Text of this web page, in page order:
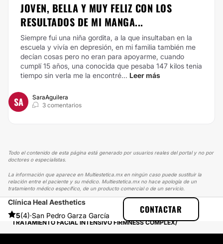
JOVEN, BELLA Y MUY FELIZ CON LOS
RESULTADOS DE MI MANGA...
Siempre fui una niña gordita, a la que insultaban en la
escuela y vivía en depresión, en mi familia también me
decían cosas pero no eran para apoyarme, cuando
cumplí 15 años, una conocida que pesaba 147 kilos tenia
tiempo sin verla me la encontré... Leer más
SA
SaraAguilera
3 comentarios
Todo el contenido de esta página está generado por usuarios reales del portal y no por
doctores o especialistas.
La información que aparece en Multiestetica.mx en ningún caso puede sustituir la
relación entre el paciente y su médico. Multiestetica.mx no hace apología de un
tratamiento médico específico, de un producto comercial o de un servicio.
Clínica Heal Aesthetics
5(4)·San Pedro Garza García
CONTACTAR
MULTIESTETICA
EXPERIENCIAS
EXPERIENCIAS SOBRE TRATAMIENTOS FACIALES
TRATAMIENTO FACIAL INTENSIVO FIRMNESS COMPLEX